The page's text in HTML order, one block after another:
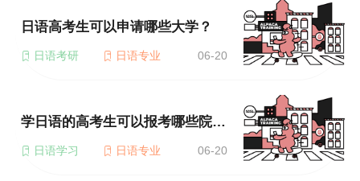
日语高考生可以申请哪些大学？
日语考研 日语专业 06-20
学日语的高考生可以报考哪些院校？
日语学习 日语专业 06-20